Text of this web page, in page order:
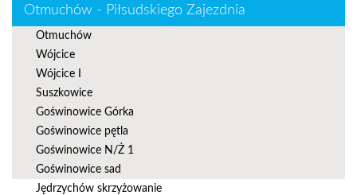
Otmuchów - Piłsudskiego Zajezdnia
Otmuchów
Wójcice
Wójcice I
Suszkowice
Goświnowice Górka
Goświnowice pętla
Goświnowice N/Ż 1
Goświnowice sad
Jędrzychów skrzyżowanie